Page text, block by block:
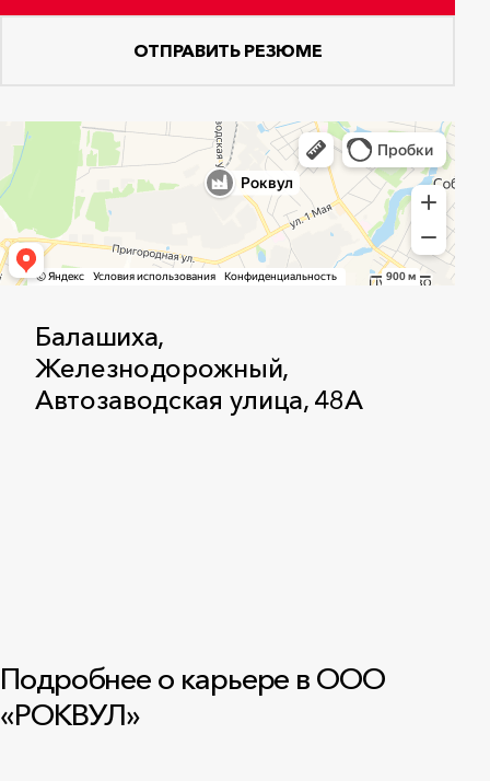
Балашиха,
Железнодорожный,
Автозаводская улица, 48А
ОТПРАВИТЬ РЕЗЮМЕ
Подробнее о карьере в ООО
«РОКВУЛ»